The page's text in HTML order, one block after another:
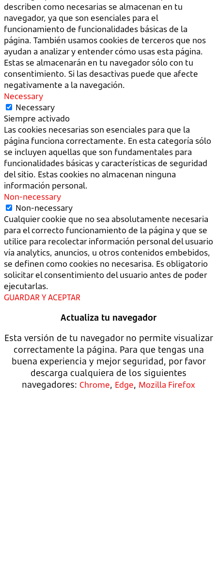
describen como necesarias se almacenan en tu
navegador, ya que son esenciales para el
funcionamiento de funcionalidades básicas de la
página. También usamos cookies de terceros que nos
ayudan a analizar y entender cómo usas esta página.
Estas se almacenarán en tu navegador sólo con tu
consentimiento. Si las desactivas puede que afecte
negativamente a la navegación.
Necessary
Necessary
Siempre activado
Las cookies necesarias son esenciales para que la
página funciona correctamente. En esta categoría sólo
se incluyen aquellas que son fundamentales para
funcionalidades básicas y características de seguridad
del sitio. Estas cookies no almacenan ninguna
información personal.
Non-necessary
Non-necessary
Cualquier cookie que no sea absolutamente necesaria
para el correcto funcionamiento de la página y que se
utilice para recolectar información personal del usuario
vía analytics, anuncios, u otros contenidos embebidos,
se definen como cookies no necesarisa. Es obligatorio
solicitar el consentimiento del usuario antes de poder
ejecutarlas.
GUARDAR Y ACEPTAR
Actualiza tu navegador
Esta versión de tu navegador no permite visualizar
correctamente la página. Para que tengas una
buena experiencia y mejor seguridad, por favor
descarga cualquiera de los siguientes
navegadores: Chrome, Edge, Mozilla Firefox